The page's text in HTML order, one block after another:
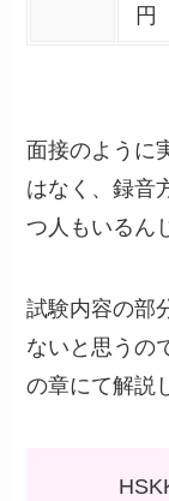
円
面接のように
はなく、録音
つ人もいるん
試験内容の部
ないと思うの
の章にて解説